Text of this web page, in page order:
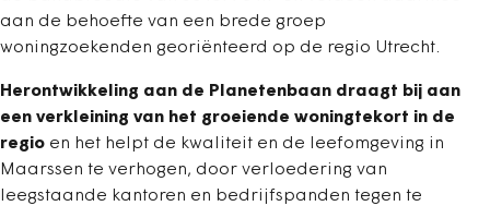
aan de behoefte van een brede groep
woningzoekenden georiënteerd op de regio Utrecht.
Herontwikkeling aan de Planetenbaan draagt bij aan
een verkleining van het groeiende woningtekort in de
regio en het helpt de kwaliteit en de leefomgeving in
Maarssen te verhogen, door verloedering van
leegstaande kantoren en bedrijfspanden tegen te